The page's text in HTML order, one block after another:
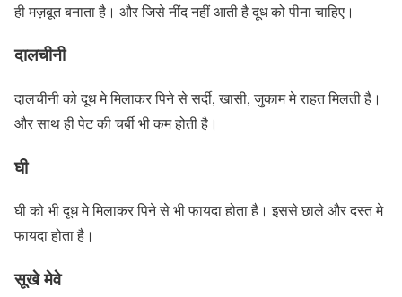
ही मज़बूत बनाता है। और जिसे नींद नहीं आती है दूध को पीना चाहिए।
दालचीनी
दालचीनी को दूध मे मिलाकर पिने से सर्दी, खासी, जुकाम मे राहत मिलती है।
और साथ ही पेट की चर्बी भी कम होती है।
घी
घी को भी दूध मे मिलाकर पिने से भी फायदा होता है। इससे छाले और दस्त मे
फायदा होता है।
सूखे मेवे